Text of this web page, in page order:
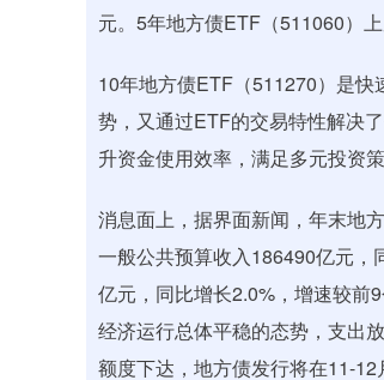
元。5年地方债ETF（511060）
10年地方债ETF（511270）是
势，又通过ETF的交易特性解决
升资金使用效率，满足多元投资策
消息面上，据界面新闻，年末地
一般公共预算收入186490亿元，
亿元，同比增长2.0%，增速较前
经济运行总体平稳的态势，支出
额度下达，地方债发行将在11-12